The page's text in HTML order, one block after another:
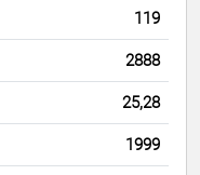
119
2888
25,28
1999